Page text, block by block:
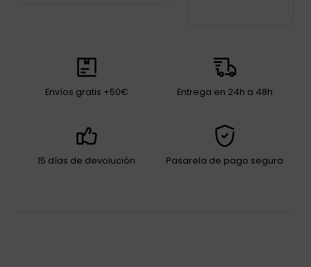
Envíos gratis +50€ Entrega en 24h a 48h
15 días de devolución Pasarela de pago segura